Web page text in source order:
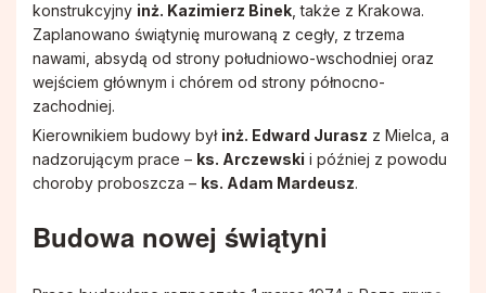
konstrukcyjny inż. Kazimierz Binek , także z Krakowa.
Zaplanowano świątynię murowaną z cegły, z trzema
nawami, absydą od strony południowo-wschodniej oraz
wejściem głównym i chórem od strony północno-
zachodniej.
Kierownikiem budowy był inż. Edward Jurasz z Mielca, a
nadzorującym prace – ks. Arczewski i później z powodu
choroby proboszcza – ks. Adam Mardeusz.
Budowa nowej świątyni